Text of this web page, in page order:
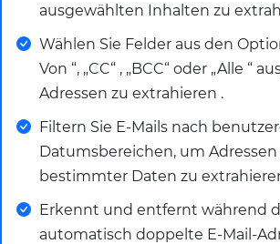
ausgewählten Inhalten zu
Wählen Sie Felder aus den
Von “, „CC“ , „BCC“ oder „Alle “
Adressen zu extrahieren .
Filtern Sie E-Mails nach
Datumsbereichen, um Adressen
bestimmter Daten zu
Erkennt und entfernt während
automatisch doppelte E-Mail-